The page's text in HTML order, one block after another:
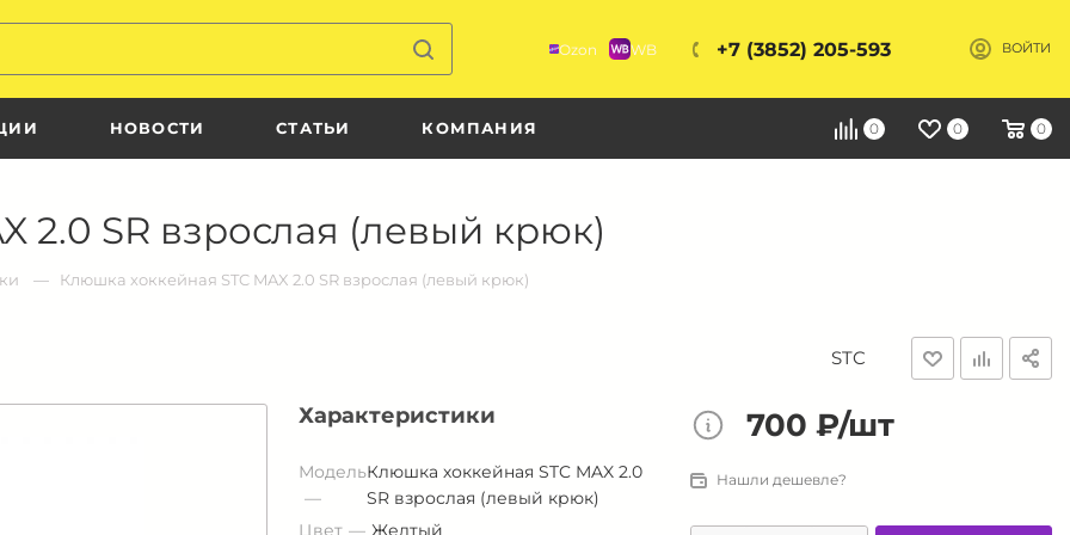
Ozon WB +7 (3852) 205-593 ВОЙТИ
НОВОСТИ СТАТЬИ КОМПАНИЯ 0 0 0
2.0 SR взрослая (левый крюк)
Клюшка хоккейная STC MAX 2.0 SR взрослая (левый крюк)
STC
Характеристики
МодельКлюшка хоккейная STC MAX 2.0
SR взрослая (левый крюк)
700 ₽/шт
Нашли дешевле?